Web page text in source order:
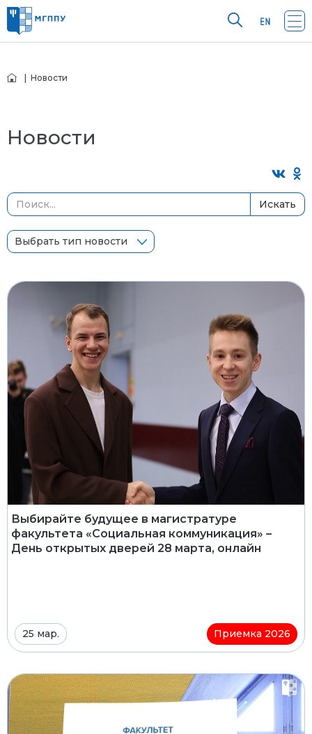
| Новости
Новости
Искать
Выбрать тип новости
Выбирайте будущее в магистратуре
факультета «Социальная коммуникация» –
День открытых дверей 28 марта, онлайн
25 мар. Приемка 2026